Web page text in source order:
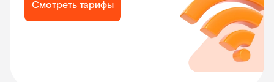
Смотреть тарифы